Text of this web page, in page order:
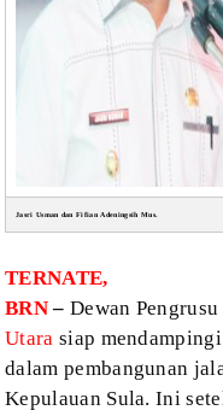
Jasri Usman dan Fifian Adeningsih Mus.
TERNATE,
BRN– Dewan
Utara siap
dalam pembangunan
Kepulauan Sula. Ini